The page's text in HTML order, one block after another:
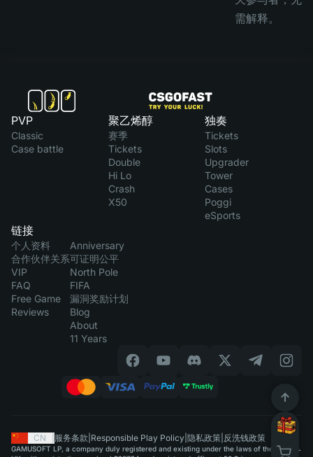
需解释。
PVP
Classic
Case battle
聚乙烯醇
赛季
Tickets
Double
Hi Lo
Crash
X50
独奏
Tickets
Slots
Upgrader
Tower
Cases
Poggi
eSports
链接
个人资料
合作伙伴关系
VIP
FAQ
Free Game
Reviews
Anniversary
可证明公平
North Pole
FIFA
漏洞奖励计划
Blog
About
11 Years
CN 服务条款 Responsible Play Policy 隐私政策 反洗钱政策
GAMUSOFT LP, a company duly registered and existing under the laws of the